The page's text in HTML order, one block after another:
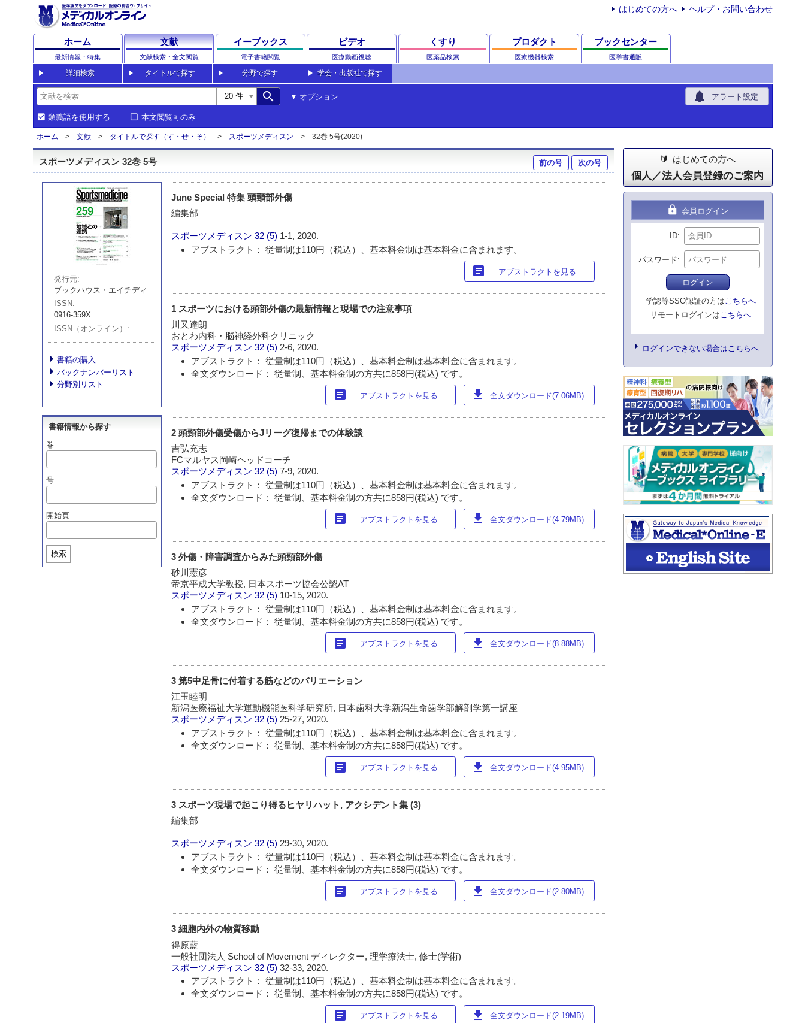
はじめての方へ ヘルプ・お問い合わせ
ホーム
最新情報・特集
文献
文献検索・全文閲覧
イーブックス
電子書籍閲覧
ビデオ
医療動画視聴
くすり
医薬品検索
プロダクト
医療機器検索
ブックセンター
医学書通販
詳細検索 タイトルで探す 分野で探す 学会・出版社で探す
search オプション notifications アラート設定
類義語を使用する 本文閲覧可のみ
ホーム 文献 タイトルで探す（す・せ・そ） スポーツメディスン 32巻 5号(2020)
スポーツメディスン 32巻 5号 前の号 次の号
発行元
ブックハウス・エイチディ
ISSN
0916-359X
ISSN（オンライン）
書籍の購入
バックナンバーリスト
分野別リスト
書籍情報から探す
巻
号
開始頁
検索
June Special 特集 頭頸部外傷
編集部
スポーツメディスン 32 (5) 1-1, 2020.
アブストラクト： 従量制は110円（税込）、基本料金制は基本料金に含まれます。
article アブストラクトを見る
1 スポーツにおける頭部外傷の最新情報と現場での注意事項
川又達朗
おとわ内科・脳神経外科クリニック
スポーツメディスン 32 (5) 2-6, 2020.
アブストラクト： 従量制は110円（税込）、基本料金制は基本料金に含まれます。
全文ダウンロード： 従量制、基本料金制の方共に858円(税込) です。
article アブストラクトを見る download 全文ダウンロード(7.06MB)
2 頭頸部外傷受傷からJリーグ復帰までの体験談
吉弘充志
FCマルヤス岡崎ヘッドコーチ
スポーツメディスン 32 (5)7-9, 2020.
アブストラクト： 従量制は110円（税込）、基本料金制は基本料金に含まれます。
全文ダウンロード： 従量制、基本料金制の方共に858円(税込) です。
article アブストラクトを見る download 全文ダウンロード(4.79MB)
3 外傷・障害調査からみた頭頸部外傷
砂川憲彦
帝京平成大学教授, 日本スポーツ協会公認AT
スポーツメディスン 32 (5) 10-15, 2020.
アブストラクト： 従量制は110円（税込）、基本料金制は基本料金に含まれます。
全文ダウンロード： 従量制、基本料金制の方共に858円(税込) です。
article アブストラクトを見る download 全文ダウンロード(8.88MB)
3 第5中足骨に付着する筋などのバリエーション
江玉睦明
新潟医療福祉大学運動機能医科学研究所, 日本歯科大学新潟生命歯学部解剖学第一講座
スポーツメディスン 32 (5) 25-27, 2020.
アブストラクト： 従量制は110円（税込）、基本料金制は基本料金に含まれます。
全文ダウンロード： 従量制、基本料金制の方共に858円(税込) です。
article アブストラクトを見る download 全文ダウンロード(4.95MB)
3 スポーツ現場で起こり得るヒヤリハット, アクシデント集 (3)
編集部
スポーツメディスン 32 (5)29-30, 2020.
アブストラクト： 従量制は110円（税込）、基本料金制は基本料金に含まれます。
全文ダウンロード： 従量制、基本料金制の方共に858円(税込) です。
article アブストラクトを見る download 全文ダウンロード(2.80MB)
3 細胞内外の物質移動
得原藍
一般社団法人 School of Movement ディレクター, 理学療法士, 修士(学術)
スポーツメディスン 32 (5)32-33, 2020.
アブストラクト： 従量制は110円（税込）、基本料金制は基本料金に含まれます。
全文ダウンロード： 従量制、基本料金制の方共に858円(税込) です。
article アブストラクトを見る download 全文ダウンロード(2.19MB)
はじめての方へ
個人／法人会員登録のご案内
lock 会員ログイン
ID
パスワード
ログイン
学認等SSO認証の方はこちらへ
リモートログインはこちらへ
ログインできない場合はこちらへ